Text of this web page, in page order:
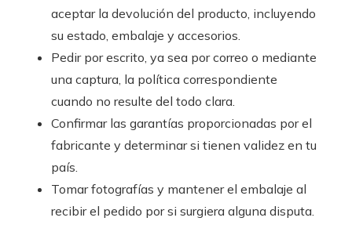
aceptar la devolución del producto, incluyendo
su estado, embalaje y accesorios.
Pedir por escrito, ya sea por correo o mediante
una captura, la política correspondiente
cuando no resulte del todo clara.
Confirmar las garantías proporcionadas por el
fabricante y determinar si tienen validez en tu
país.
Tomar fotografías y mantener el embalaje al
recibir el pedido por si surgiera alguna disputa.